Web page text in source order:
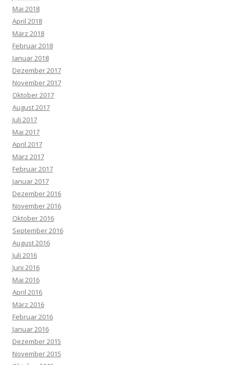
Mai 2018
April 2018
März 2018
Februar 2018
Januar 2018
Dezember 2017
November 2017
Oktober 2017
August 2017
Juli 2017
Mai 2017
April 2017
März 2017
Februar 2017
Januar 2017
Dezember 2016
November 2016
Oktober 2016
September 2016
August 2016
Juli 2016
Juni 2016
Mai 2016
April 2016
März 2016
Februar 2016
Januar 2016
Dezember 2015
November 2015